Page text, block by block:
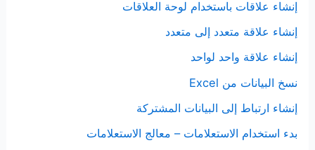
إنشاء علاقات باستخدام لوحة العلاقات
إنشاء علاقة متعدد إلى متعدد
إنشاء علاقة واحد لواحد
نسخ البيانات من Excel
إنشاء ارتباط إلى البيانات المشتركة
بدء استخدام الاستعلامات – معالج الاستعلامات